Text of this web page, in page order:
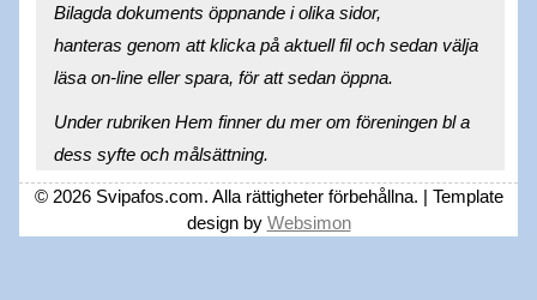
Bilagda dokuments öppnande i olika sidor,
hanteras genom att klicka på aktuell fil och sedan välja
läsa on-line eller spara, för att sedan öppna.
Under rubriken Hem finner du mer om föreningen bl a
dess syfte och målsättning.
© 2026 Svipafos.com. Alla rättigheter förbehållna. | Template
design by Websimon